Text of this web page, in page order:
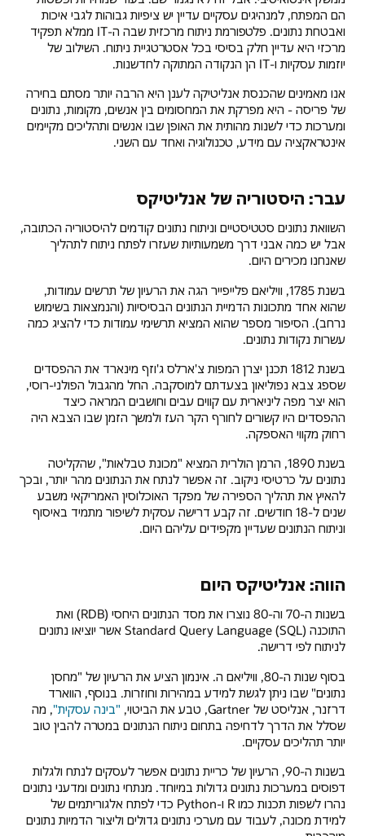
הם המפתח, למנהיגים עסקיים עדיין יש ציפיות גבוהות לגבי איכות
ואבטחת נתונים. פלטפורמת ניתוח מרכזית שבה ה-IT ממלא תפקיד
מרכזי היא עדיין חלק בסיסי בכל אסטרטגיית ניתוח. השילוב של
יוזמות עסקיות ו-IT הן הנקודה המתוקה לחדשנות.
אנו מאמינים שהכנסת אנליטיקה לענן היא הרבה יותר מסתם בחירה
של פריסה - היא מפרקת את המחסומים בין אנשים, מקומות, נתונים
ומערכות כדי לשנות מהותית את האופן שבו אנשים ותהליכים מקיימים
אינטראקציה עם מידע, טכנולוגיה ואחד עם השני.
עבר: היסטוריה של אנליטיקס
השוואת נתונים סטטיסטיים וניתוח נתונים קודמים להיסטוריה הכתובה,
אבל יש כמה אבני דרך משמעותיות שעזרו לפתח ניתוח לתהליך
שאנחנו מכירים היום.
בשנת 1785, וויליאם פלייפייר הגה את הרעיון של תרשים עמודות,
שהוא אחד מתכונות הדמיית הנתונים הבסיסיות (והנמצאות בשימוש
נרחב). הסיפור מספר שהוא המציא תרשימי עמודות כדי להציג כמה
עשרות נקודות נתונים.
בשנת 1812 תכנן יצרן המפות צ'ארלס ג'וזף מינארד את ההפסדים
שספג צבא נפוליאון בצעדתם למוסקבה. החל מהגבול הפולני-רוסי,
הוא יצר מפה ליניארית עם קווים עבים וחושבים המראה כיצד
ההפסדים היו קשורים לחורף הקר העז ולמשך הזמן שבו הצבא היה
רחוק מקווי האספקה.
בשנת 1890, הרמן הולרית המציא "מכונת טבלאות", שהקליטה
נתונים על כרטיסי ניקוב. זה אפשר לנתח את הנתונים מהר יותר, ובכך
להאיץ את תהליך הספירה של מפקד האוכלוסין האמריקאי משבע
שנים ל-18 חודשים. זה קבע דרישה עסקית לשיפור מתמיד באיסוף
וניתוח הנתונים שעדיין מקפידים עליהם היום.
הווה: אנליטיקס היום
בשנות ה-70 וה-80 נוצרו את מסד הנתונים היחסי (RDB) ואת
התוכנה Standard Query Language (SQL) אשר יוציאו נתונים
לניתוח לפי דרישה.
בסוף שנות ה-80, וויליאם ה. אינמון הציע את הרעיון של "מחסן
נתונים" שבו ניתן לגשת למידע במהירות וחוזרות. בנוסף, הווארד
דרזנר, אנליסט של Gartner, טבע את הביטוי,
"בינה עסקית", מה
שסלל את הדרך לדחיפה בתחום ניתוח הנתונים במטרה להבין טוב
יותר תהליכים עסקיים.
בשנות ה-90, הרעיון של כריית נתונים אפשר לעסקים לנתח ולגלות
דפוסים במערכות נתונים גדולות במיוחד. מנתחי נתונים ומדעני נתונים
נהרו לשפות תכנות כמו R ו-Python כדי לפתח אלגוריתמים של
למידת מכונה, לעבוד עם מערכי נתונים גדולים וליצור הדמיות נתונים